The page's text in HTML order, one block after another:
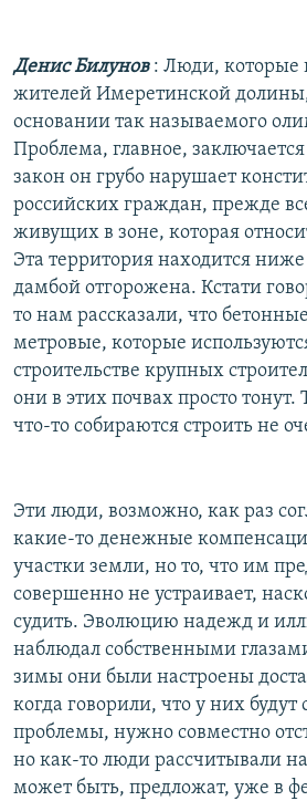
Денис Билунов : Люди, которые
жителей Имеретинской
основании так называемого
Проблема, главное, заключается
закон он грубо нарушает
российских граждан, прежде
живущих в зоне, которая
Эта территория находится
дамбой отгорожена. Кстати
то нам рассказали, что
метровые, которые
строительстве крупных
они в этих почвах просто тонут.
что-то собираются строить не
Эти люди, возможно, как раз
какие-то денежные
участки земли, но то, что им
совершенно не устраивает,
судить. Эволюцию надежд и
наблюдал собственными
зимы они были настроены
когда говорили, что у них будут
проблемы, нужно совместно
но как-то люди рассчитывали на
может быть, предложат, уже в